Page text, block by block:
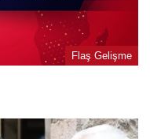
Flaş Gelişme